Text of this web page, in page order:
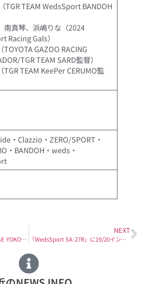
TGR TEAM WedsSport BANDOH
南真琴、浜嶋りな（2024
Racing Gals）
TOYOTA GAZOO RACING
TGR TEAM SARD監督）
TGR TEAM KeePer CERUMO監
・Clazzio・ZERO/SPORT・
・BANDOH・weds・
南真琴さん登場！ 『湾岸BASE YOKOHAMA ～オプションストリートナイトフェス～』
NEXT
『WedsSport SA-27R』に19/20インチ デビュー